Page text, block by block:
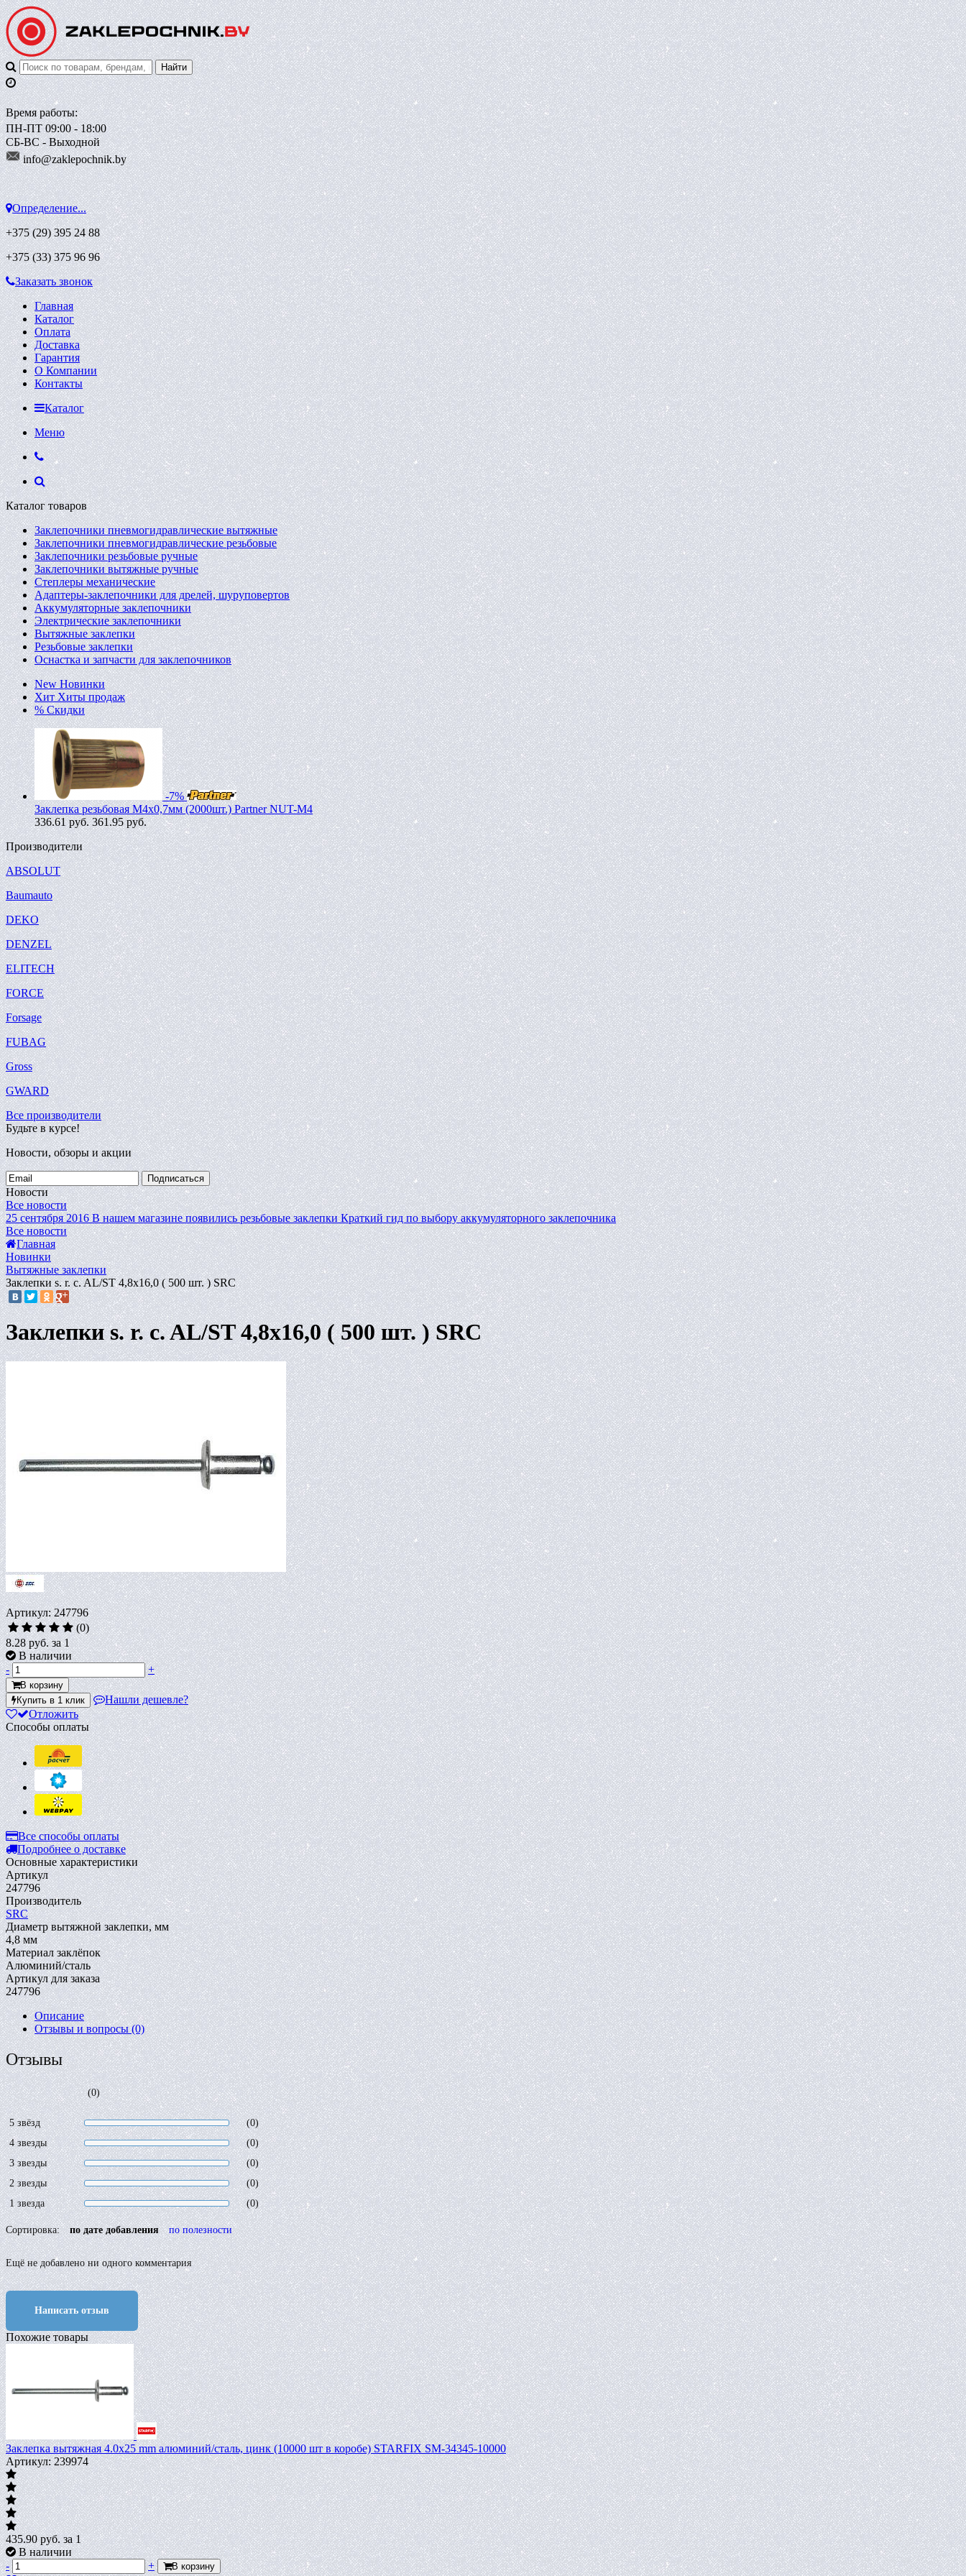
Время работы:
ПН-ПТ 09:00 - 18:00
СБ-ВС - Выходной
info@zaklepochnik.by
Определение...
+375 (29)395 24 88
+375 (33)375 96 96
Заказать звонок
Главная
Каталог
Оплата
Доставка
Гарантия
О Компании
Контакты
Каталог
Меню
Каталог товаров
Заклепочники пневмогидравлические вытяжные
Заклепочники пневмогидравлические резьбовые
Заклепочники резьбовые ручные
Заклепочники вытяжные ручные
Степлеры механические
Адаптеры-заклепочники для дрелей, шуруповертов
Аккумуляторные заклепочники
Электрические заклепочники
Вытяжные заклепки
Резьбовые заклепки
Оснастка и запчасти для заклепочников
New Новинки
Хит Хиты продаж
% Скидки
-7%
Заклепка резьбовая M4х0,7мм (2000шт.) Partner NUT-M4
336.61руб. 361.95 руб.
Производители
ABSOLUT
Baumauto
DEKO
DENZEL
ELITECH
FORCE
Forsage
FUBAG
Gross
GWARD
Все производители
Будьте в курсе!
Новости, обзоры и акции
Подписаться
Новости
Все новости
25 сентября 2016 В нашем магазине появились резьбовые заклепки Краткий гид по выбору аккумуляторного заклепочника
Все новости
Главная
Новинки
Вытяжные заклепки
Заклепки s. r. c. AL/ST 4,8х16,0 ( 500 шт. ) SRC
Заклепки s. r. c. AL/ST 4,8х16,0 ( 500 шт. ) SRC
Артикул: 247796
(0)
8.28 руб.за 1
В наличии
-
+
В корзину
Купить в 1 клик
Нашли дешевле?
Отложить
Способы оплаты
Все способы оплаты
Подробнее о доставке
Основные характеристики
Артикул
247796
Производитель
SRC
Диаметр вытяжной заклепки, мм
4,8 мм
Материал заклёпок
Алюминий/сталь
Артикул для заказа
247796
Описание
Отзывы и вопросы(0)
Отзывы
(0)
5 звёзд
(0)
4 звезды
(0)
3 звезды
(0)
2 звезды
(0)
1 звезда
(0)
Сортировка: по дате добавления по полезности
Ещё не добавлено ни одного комментария
Написать отзыв
Похожие товары
Заклепка вытяжная 4.0х25 mm алюминий/сталь, цинк (10000 шт в коробе) STARFIX SM-34345-10000
Артикул: 239974
435.90руб.за 1
В наличии
-
+ В корзину